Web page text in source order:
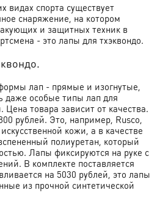
видах спорта существует
снаряжение, на котором
и защитных техник в
- это лапы для тхэквондо.
лап - прямые и изогнутые,
даже особые типы лап для
Цена товара зависит от качества.
рублей. Это, например, Rusco,
кожи, а в качестве
полиуретан, который
Лапы фиксируются на руке с
В комплекте поставляется
на 5030 рублей, это лапы
из прочной синтетической